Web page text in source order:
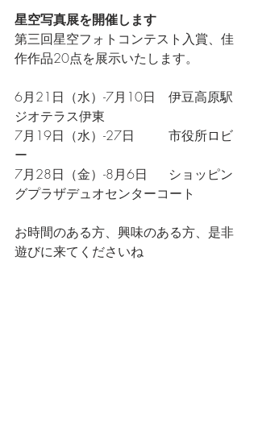
星空写真展を開催します
第三回星空フォトコンテスト入賞、佳
作作品20点を展示いたします。
6月21日（水）-7月10日　伊豆高原駅
ジオテラス伊東
7月19日（水）-27日　　  市役所ロビ
ー
7月28日（金）-8月6日　  ショッピン
グプラザデュオセンターコート
お時間のある方、興味のある方、是非
遊びに来てくださいね